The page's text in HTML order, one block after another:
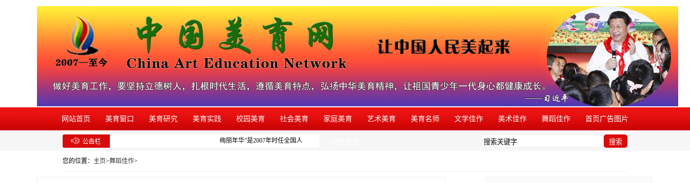
网站首页 美育窗口 美育研究 美育实践 校园美育 社会美育 家庭美育 艺术美育 美育名师 文学佳作 美术佳作 舞蹈佳作 首页广告图片
绚丽年华”是2007年时任全国人大副委员长周铁农为本网系列美育活动题写的品牌名称，如发现有同类活动盗用本品牌，欢迎举报。 搜索
您的位置： 主页>舞蹈佳作>